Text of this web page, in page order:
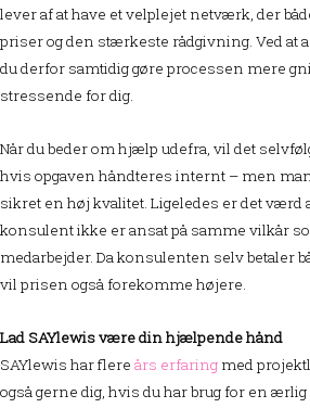
lever af at have et velplejet netværk, der
priser og den stærkeste rådgivning. Ved at
du derfor samtidig gøre processen mere
stressende for dig.
Når du beder om hjælp udefra, vil det
hvis opgaven håndteres internt – men
sikret en høj kvalitet. Ligeledes er det værd
konsulent ikke er ansat på samme vilkår
medarbejder. Da konsulenten selv betaler
vil prisen også forekomme højere.
Lad SAYlewis være din hjælpende hånd
SAYlewis har flere års erfaring med
også gerne dig, hvis du har brug for en